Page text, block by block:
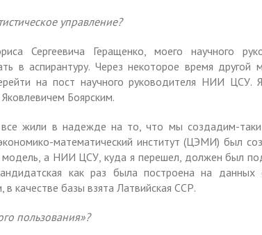
управление?
Сергеевича Геращенко, моего научного
в аспирантуру. Через некоторое время другой
на пост научного руководителя НИИ ЦСУ. Я
Боярским.
жили в надежде на то, что мы создадим-
математический институт (ЦЭМИ) был
а НИИ ЦСУ, куда я перешел, должен был
как раз была построена на данных
качестве базы взята Латвийская ССР.
пользования»?